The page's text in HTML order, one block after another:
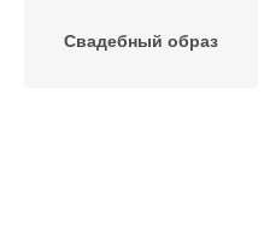
Свадебный образ